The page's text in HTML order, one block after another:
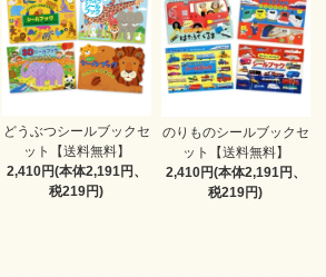
どうぶつシールブックセ
ット【送料無料】
2,410円(本体2,191円、
税219円)
のりものシールブックセ
ット【送料無料】
2,410円(本体2,191円、
税219円)